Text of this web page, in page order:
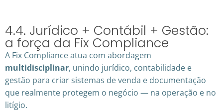
4.4. Jurídico + Contábil + Gestão:
a força da Fix Compliance
A Fix Compliance atua com abordagem
multidisciplinar, unindo jurídico, contabilidade e
gestão para criar sistemas de venda e documentação
que realmente protegem o negócio — na operação e no
litígio.